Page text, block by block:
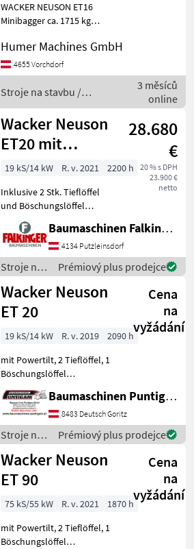
WACKER NEUSON ET16
Minibagger ca. 1715 kg
Betriebsstunden 3-
Zylinder-Yanmar-Diesel-
Motor 3TNV76-XNSV STUFE
V - 19 PS - Ohne
Humer Machines GmbH
4655 Vorchdorf
Stroje na stavbu /
Wacker Neuson
3 měsíců
online
Wacker Neuson
ET20 mit
Powertilt
28.680
€
20 % s DPH
23.900 €
netto
19 kS/14 kW R. v. 2021
2200 h
Inklusive 2 Stk. Tieflöffel
und Böschungslöffel
Schnellwechsler Geel /
Powertilt mit
Hammerleitung Laufwerk
sind 60% 2235 kg
Betriebsgewicht Der Wacker
Neuson ET
Baumaschinen Falkinger
4134 Putzleinsdorf
Stroje na
stavbu /
Wacker
Neuson
Prémiový plus prodejce
Wacker Neuson
ET 20
Cena
na
vyžádání
19 kS/14 kW R. v. 2019
2090 h
mit Powertilt, 2 Tieflöffel, 1
Böschungslöffel
Baumaschinen Puntigam
GmbH Unser Spezialgebiet:
Ankauf - Verkauf -
Vermietung von Baumasch
Baumaschinen Puntigam GmbH
8483 Deutsch Goritz
Stroje na
stavbu /
Wacker
Neuson
Prémiový plus prodejce
Wacker Neuson
ET 90
Cena
na
vyžádání
75 kS/55 kW R. v. 2021
1870 h
mit Powertilt, 2 Tieflöffel, 1
Böschungslöffel